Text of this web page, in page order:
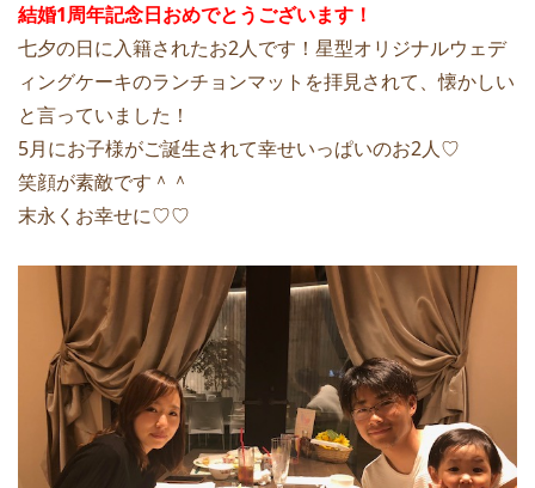
結婚1周年記念日おめでとうございます！
七夕の日に入籍されたお2人です！星型オリジナルウェデ
ィングケーキのランチョンマットを拝見されて、懐かしい
と言っていました！
5月にお子様がご誕生されて幸せいっぱいのお2人♡
笑顔が素敵です＾＾
末永くお幸せに♡♡